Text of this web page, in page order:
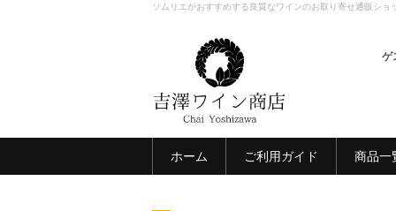
ソムリエがおすすめする良質なワインのお取り寄せ通販シ
ゲ
ホーム ご利用ガイド 商品一